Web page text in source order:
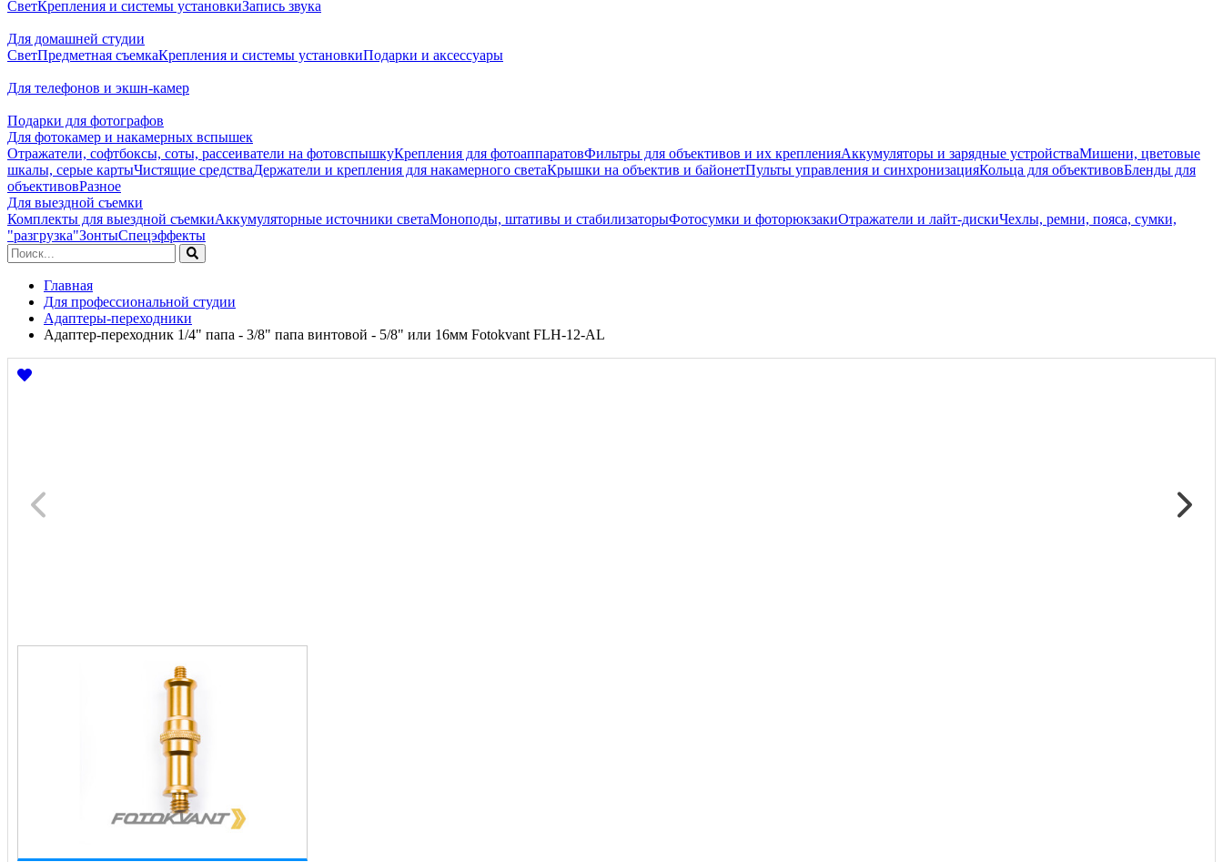
СветКрепления и системы установкиЗапись звука
Для домашней студии
СветПредметная съемкаКрепления и системы установкиПодарки и аксессуары
Для телефонов и экшн-камер
Подарки для фотографов
Для фотокамер и накамерных вспышек
Отражатели, софтбоксы, соты, рассеиватели на фотовспышкуКрепления для фотоаппаратовФильтры для объективов и их крепленияАккумуляторы и зарядные устройстваМишени, цветовые
шкалы, серые картыЧистящие средстваДержатели и крепления для накамерного светаКрышки на объектив и байонетПульты управления и синхронизацияКольца для объективовБленды для
объективовРазное
Для выездной съемки
Комплекты для выездной съемкиАккумуляторные источники светаМоноподы, штативы и стабилизаторыФотосумки и фоторюкзакиОтражатели и лайт-дискиЧехлы, ремни, пояса, сумки,
"разгрузка"ЗонтыСпецэффекты
Главная
Для профессиональной студии
Адаптеры-переходники
Адаптер-переходник 1/4" папа - 3/8" папа винтовой - 5/8" или 16мм Fotokvant FLH-12-AL